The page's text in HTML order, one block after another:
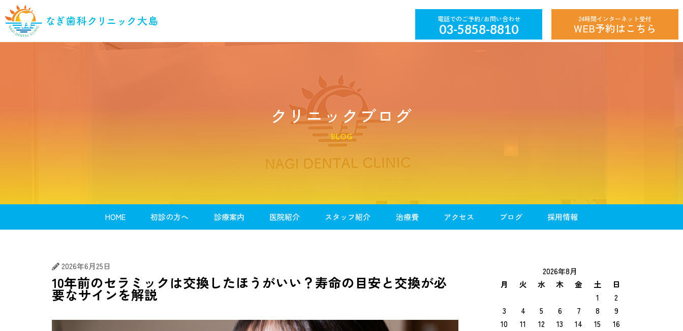
03-5858-8810
24時間インターネット受付
WEB予約はこちら
クリニックブログ
BLOG
HOME 初診の方へ
診療案内
医院紹介 スタッフ紹介 治療費 アクセス ブログ 採用情報
2026年6月25日
10年前のセラミックは交換したほうがいい？寿命の目安と交換が必
要なサインを解説
2026年8月
月
火 水 木 金 土
日
1
2
3
4 5 6 7 8
9
10
11 12 13 14 15
16